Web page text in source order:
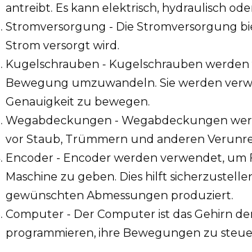
antreibt. Es kann elektrisch, hydraulisch
Stromversorgung - Die Stromversorgung
Strom versorgt wird.
Kugelschrauben - Kugelschrauben
Bewegung umzuwandeln. Sie werden
Genauigkeit zu bewegen.
Wegabdeckungen - Wegabdeckungen
vor Staub, Trümmern und anderen
Encoder - Encoder werden verwendet,
Maschine zu geben. Dies hilft
gewünschten Abmessungen produziert.
Computer - Der Computer ist das Gehirn
programmieren, ihre Bewegungen zu